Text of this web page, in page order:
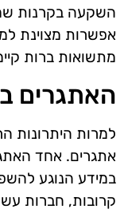
השקעה בקרנות
אפשרות מצוינת
מתשואות ברות
האתגרים
למרות היתרונות
אתגרים. אחד
במידע הנוגע
קרובות, חברות